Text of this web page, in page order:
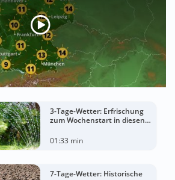
3-Tage-Wetter: Erfrischung
zum Wochenstart in diesen
01:33 min
7-Tage-Wetter: Historische